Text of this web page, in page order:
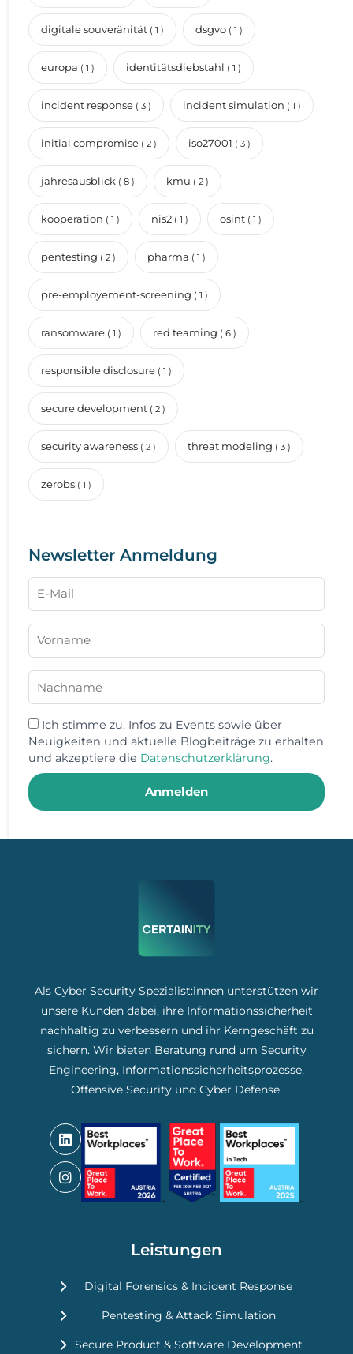
digitale souveränität ( 1 ) dsgvo ( 1 )
europa ( 1 ) identitätsdiebstahl ( 1 )
incident response ( 3 ) incident simulation ( 1 )
initial compromise ( 2 ) iso27001 ( 3 )
jahresausblick ( 8 ) kmu ( 2 )
kooperation ( 1 ) nis2 ( 1 ) osint ( 1 )
pentesting ( 2 ) pharma ( 1 )
pre-employement-screening ( 1 )
ransomware ( 1 ) red teaming ( 6 )
responsible disclosure ( 1 )
secure development ( 2 )
security awareness ( 2 ) threat modeling ( 3 )
zerobs ( 1 )
Newsletter Anmeldung
Ich stimme zu, Infos zu Events sowie über
Neuigkeiten und aktuelle Blogbeiträge zu erhalten
und akzeptiere die Datenschutzerklärung.
Anmelden
Als Cyber Security Spezialist:innen unterstützen wir
unsere Kunden dabei, ihre Informationssicherheit
nachhaltig zu verbessern und ihr Kerngeschäft zu
sichern. Wir bieten Beratung rund um Security
Engineering, Informationssicherheitsprozesse,
Offensive Security und Cyber Defense.
Leistungen
Digital Forensics & Incident Response
Pentesting & Attack Simulation
Secure Product & Software Development